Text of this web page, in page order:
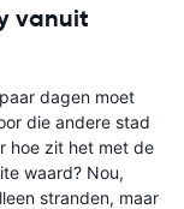
vanuit
dagen moet
die andere stad
hoe zit het met de
waard? Nou,
stranden, maar